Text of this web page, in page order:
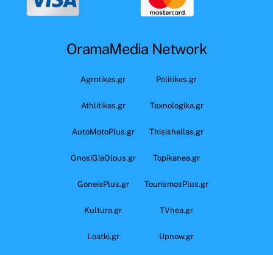
OramaMedia Network
Agrotikes.gr Politikes.gr
Athlitikes.gr Texnologika.gr
AutoMotoPlus.gr Thisishellas.gr
GnosiGiaOlous.gr Topikanea.gr
GoneisPlus.gr TourismosPlus.gr
Kultura.gr TVnea.gr
Loatki.gr Upnow.gr